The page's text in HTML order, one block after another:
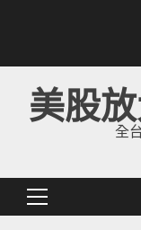
美股放
全
Primary